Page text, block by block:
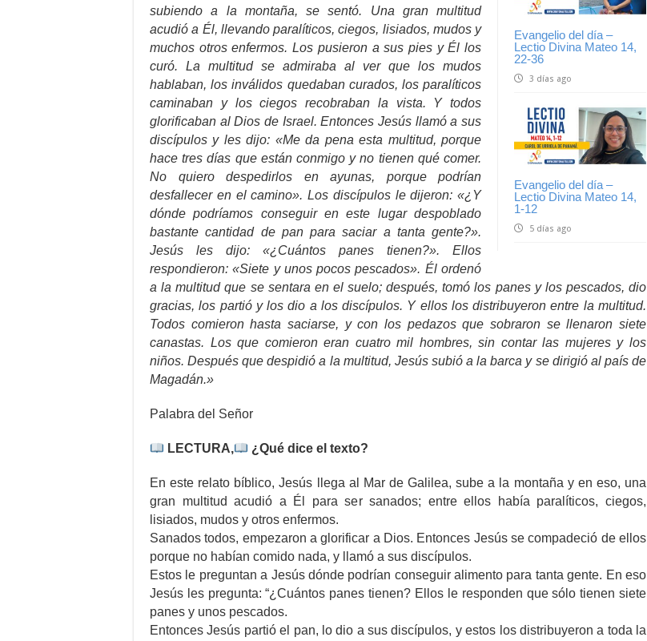
Evangelio del día –
Lectio Divina Mateo 14,
22-36
3 días ago
Evangelio del día –
Lectio Divina Mateo 14,
1-12
5 días ago
subiendo a la montaña, se sentó. Una gran multitud
acudió a Él, llevando paralíticos, ciegos, lisiados, mudos y
muchos otros enfermos. Los pusieron a sus pies y Él los
curó. La multitud se admiraba al ver que los mudos
hablaban, los inválidos quedaban curados, los paralíticos
caminaban y los ciegos recobraban la vista. Y todos
glorificaban al Dios de Israel. Entonces Jesús llamó a sus
discípulos y les dijo: «Me da pena esta multitud, porque
hace tres días que están conmigo y no tienen qué comer.
No quiero despedirlos en ayunas, porque podrían
desfallecer en el camino». Los discípulos le dijeron: «¿Y
dónde podríamos conseguir en este lugar despoblado
bastante cantidad de pan para saciar a tanta gente?».
Jesús les dijo: «¿Cuántos panes tienen?». Ellos
respondieron: «Siete y unos pocos pescados». Él ordenó
a la multitud que se sentara en el suelo; después, tomó los panes y los pescados, dio
gracias, los partió y los dio a los discípulos. Y ellos los distribuyeron entre la multitud.
Todos comieron hasta saciarse, y con los pedazos que sobraron se llenaron siete
canastas. Los que comieron eran cuatro mil hombres, sin contar las mujeres y los
niños. Después que despidió a la multitud, Jesús subió a la barca y se dirigió al país de
Magadán.»
Palabra del Señor
LECTURA, ¿Qué dice el texto?
En este relato bíblico, Jesús llega al Mar de Galilea, sube a la montaña y en eso, una
gran multitud acudió a Él para ser sanados; entre ellos había paralíticos, ciegos,
lisiados, mudos y otros enfermos.
Sanados todos, empezaron a glorificar a Dios. Entonces Jesús se compadeció de ellos
porque no habían comido nada, y llamó a sus discípulos.
Estos le preguntan a Jesús dónde podrían conseguir alimento para tanta gente. En eso
Jesús les pregunta: “¿Cuántos panes tienen? Ellos le responden que sólo tienen siete
panes y unos pescados.
Entonces Jesús partió el pan, lo dio a sus discípulos, y estos los distribuyeron a toda la